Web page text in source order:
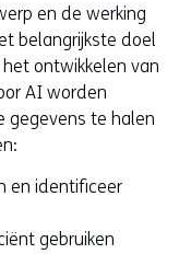
en de werking
belangrijkste doel
ontwikkelen van
AI worden
gegevens te halen
en identificeer
gebruiken